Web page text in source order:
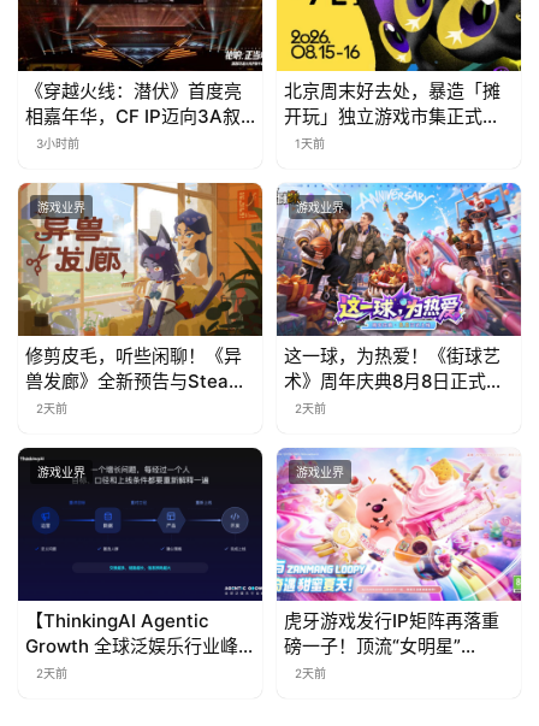
《穿越火线：潜伏》首度亮
相嘉年华，CF IP迈向3A叙
事新高度
3小时前
北京周末好去处，暴造「摊
开玩」独立游戏市集正式开
票！
1天前
游戏业界
修剪皮毛，听些闲聊！《异
兽发廊》全新预告与Steam
免费试玩公开
2天前
游戏业界
这一球，为热爱！《街球艺
术》周年庆典8月8日正式上
线，多重福利与全新内容同
2天前
游戏业界
【ThinkingAI Agentic
Growth 全球泛娱乐行业峰
会】Agent 时代，人到底负
2天前
游戏业界
虎牙游戏发行IP矩阵再落重
磅一子！顶流“女明星”
ZANMANG LOOPY 正版3D
2天前